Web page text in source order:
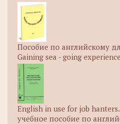
Пособие по английскому
Gaining sea - going experience
English in use for job
учебное пособие по